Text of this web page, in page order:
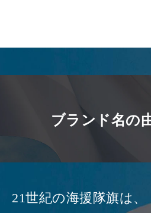
ブランド名の
21世紀の海援隊旗は、